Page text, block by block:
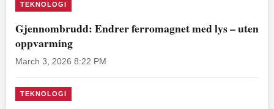
TEKNOLOGI
Gjennombrudd: Endrer ferromagnet med lys – uten
oppvarming
March 3, 2026 8:22 PM
TEKNOLOGI